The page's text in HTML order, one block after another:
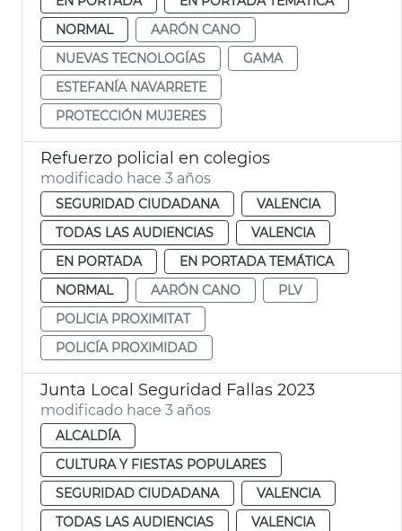
NORMAL
AARÓN CANO
NUEVAS TECNOLOGÍAS
GAMA
ESTEFANÍA NAVARRETE
PROTECCIÓN MUJERES
Refuerzo policial en colegios
modificado hace 3 años
SEGURIDAD CIUDADANA
VALENCIA
TODAS LAS AUDIENCIAS
VALENCIA
EN PORTADA
EN PORTADA TEMÁTICA
NORMAL
AARÓN CANO
PLV
POLICIA PROXIMITAT
POLICÍA PROXIMIDAD
Junta Local Seguridad Fallas 2023
modificado hace 3 años
ALCALDÍA
CULTURA Y FIESTAS POPULARES
SEGURIDAD CIUDADANA
VALENCIA
TODAS LAS AUDIENCIAS
VALENCIA